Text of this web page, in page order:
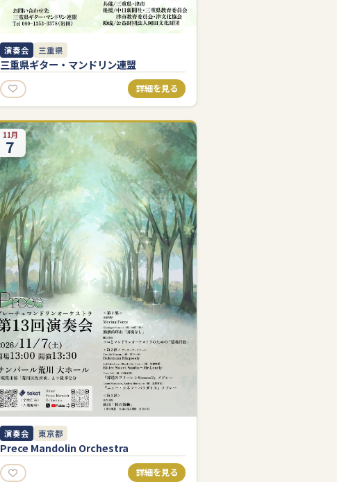
演奏会 三重県
三重県ギター・マンドリン連盟
詳細を見る
11月
7
演奏会 東京都
Prece Mandolin Orchestra
詳細を見る